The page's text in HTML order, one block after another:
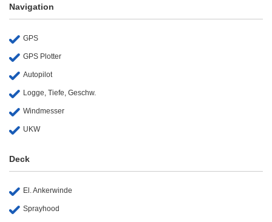
Navigation
GPS
GPS Plotter
Autopilot
Logge, Tiefe, Geschw.
Windmesser
UKW
Deck
El. Ankerwinde
Sprayhood